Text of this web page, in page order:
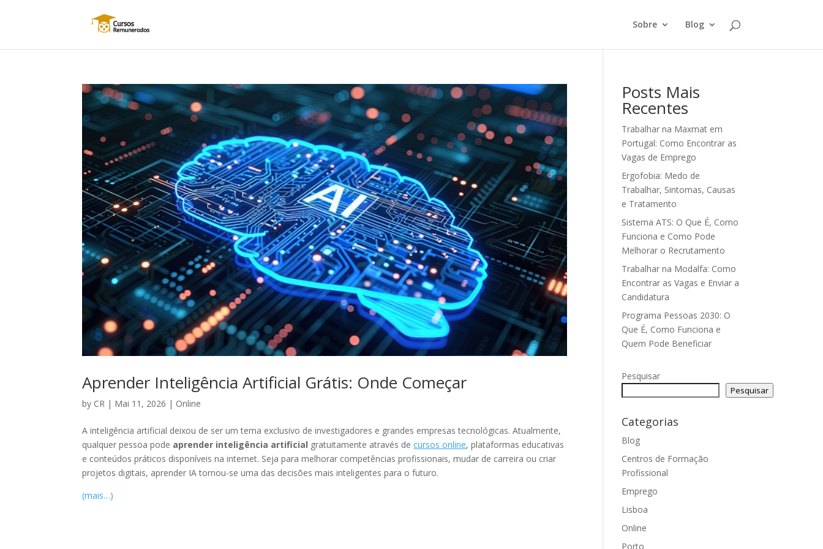
Sobre Blog
Aprender Inteligência Artificial Grátis: Onde Começar
by CR | Mai 11, 2026 | Online
A inteligência artificial deixou de ser um tema exclusivo de investigadores e grandes empresas tecnológicas. Atualmente,
qualquer pessoa pode aprender inteligência artificial gratuitamente através decursos online, plataformas educativas
e conteúdos práticos disponíveis na internet. Seja para melhorar competências profissionais, mudar de carreira ou criar
projetos digitais, aprender IA tornou-se uma das decisões mais inteligentes para o futuro.
(mais…)
Posts Mais
Recentes
Trabalhar na Maxmat em
Portugal: Como Encontrar as
Vagas de Emprego
Ergofobia: Medo de
Trabalhar, Sintomas, Causas
e Tratamento
Sistema ATS: O Que É, Como
Funciona e Como Pode
Melhorar o Recrutamento
Trabalhar na Modalfa: Como
Encontrar as Vagas e Enviar a
Candidatura
Programa Pessoas 2030: O
Que É, Como Funciona e
Quem Pode Beneficiar
Pesquisar
Pesquisar
Categorias
Blog
Centros de Formação
Profissional
Emprego
Lisboa
Online
Porto